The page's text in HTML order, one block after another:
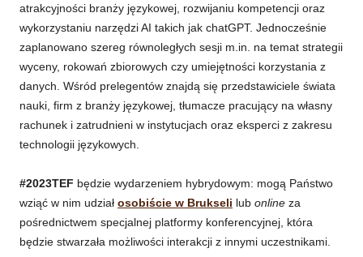
atrakcyjności branży językowej, rozwijaniu kompetencji oraz
wykorzystaniu narzędzi AI takich jak chatGPT. Jednocześnie
zaplanowano szereg równoległych sesji m.in. na temat strategii
wyceny, rokowań zbiorowych czy umiejętności korzystania z
danych. Wśród prelegentów znajdą się przedstawiciele świata
nauki, firm z branży językowej, tłumacze pracujący na własny
rachunek i zatrudnieni w instytucjach oraz eksperci z zakresu
technologii językowych.
#2023TEF będzie wydarzeniem hybrydowym: mogą Państwo
wziąć w nim udział osobiście w Brukseli lub online za
pośrednictwem specjalnej platformy konferencyjnej, która
będzie stwarzała możliwości interakcji z innymi uczestnikami.